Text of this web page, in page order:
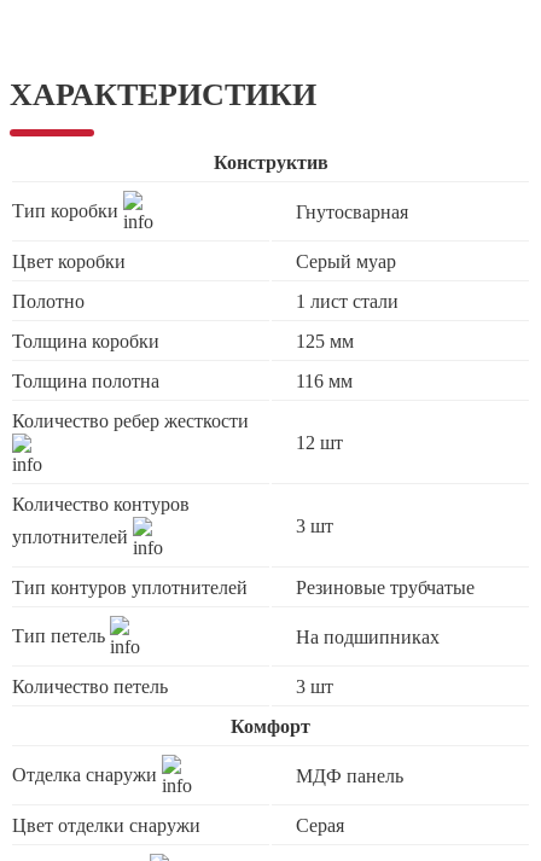
ХАРАКТЕРИСТИКИ
Конструктив
Тип коробки Гнутосварная
Цвет коробки
Серый муар
Полотно
1 лист стали
Толщина коробки
125 мм
Толщина полотна
116 мм
Количество ребер жесткости
12 шт
Количество контуров
уплотнителей
3 шт
Тип контуров уплотнителей Резиновые трубчатые
Тип петель На подшипниках
Количество петель
3 шт
Комфорт
Отделка снаружи МДФ панель
Цвет отделки снаружи Серая